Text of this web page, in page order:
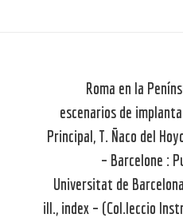
suivant
:
Roma en la
escenarios de
Principal, T. Ñaco del
– Barcelone :
Universitat de
ill., index – (Col.leccio